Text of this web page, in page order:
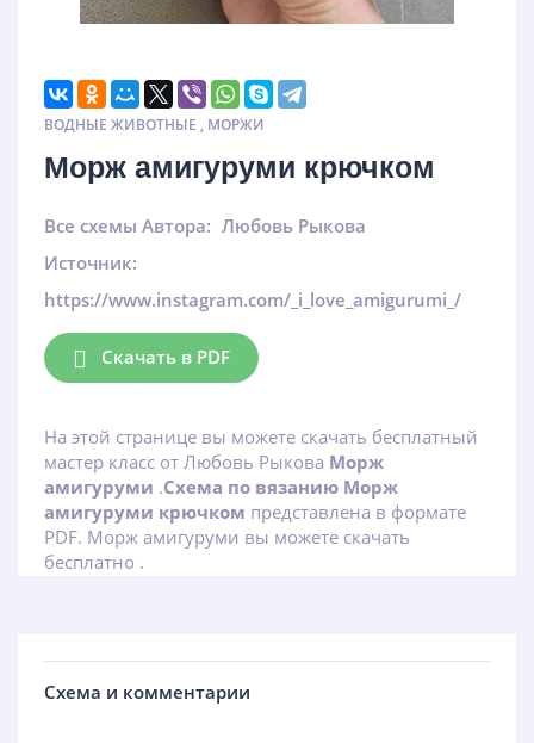
ВОДНЫЕ ЖИВОТНЫЕ , МОРЖИ
Морж амигуруми крючком
Все схемы Автора: Любовь Рыкова
Источник:
https://www.instagram.com/_i_love_amigurumi_/
Скачать в PDF
На этой странице вы можете скачать бесплатный
мастер класс от Любовь Рыкова Морж
амигуруми .Схема по вязанию Морж
амигуруми крючком представлена в формате
PDF. Морж амигуруми вы можете скачать
бесплатно .
Схема и комментарии